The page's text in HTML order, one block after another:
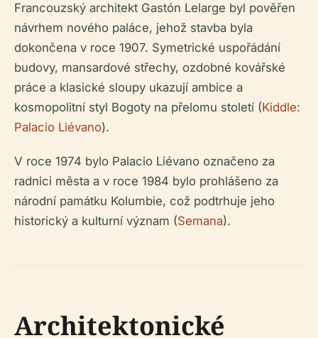
Francouzský architekt Gastón Lelarge byl pověřen
návrhem nového paláce, jehož stavba byla
dokončena v roce 1907. Symetrické uspořádání
budovy, mansardové střechy, ozdobné kovářské
práce a klasické sloupy ukazují ambice a
kosmopolitní styl Bogoty na přelomu století (Kiddle:
Palacio Liévano).
V roce 1974 bylo Palacio Liévano označeno za
radnici města a v roce 1984 bylo prohlášeno za
národní památku Kolumbie, což podtrhuje jeho
historický a kulturní význam (Semana).
Architektonické